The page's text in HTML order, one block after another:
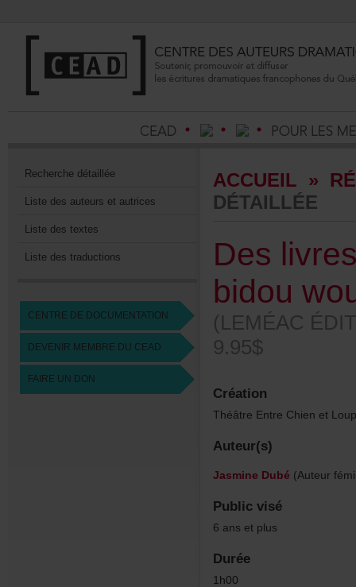
Recherchedétaillée
Listedesauteursetautrices
Listedestextes
Listedestraductions
CENTREDEDOCUMENTATION
DEVENIRMEMBREDUCEAD
FAIREUNDON
ACCUEIL »
DÉTAILLÉE
9.95$
Création
Auteur(s)
JasmineDubé
Publicvisé
6ansetplus
Durée
1h00